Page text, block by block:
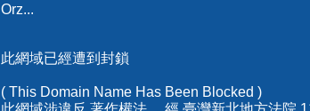
Orz...
此網域已經遭到封鎖
( This Domain Name Has Been Blocked )